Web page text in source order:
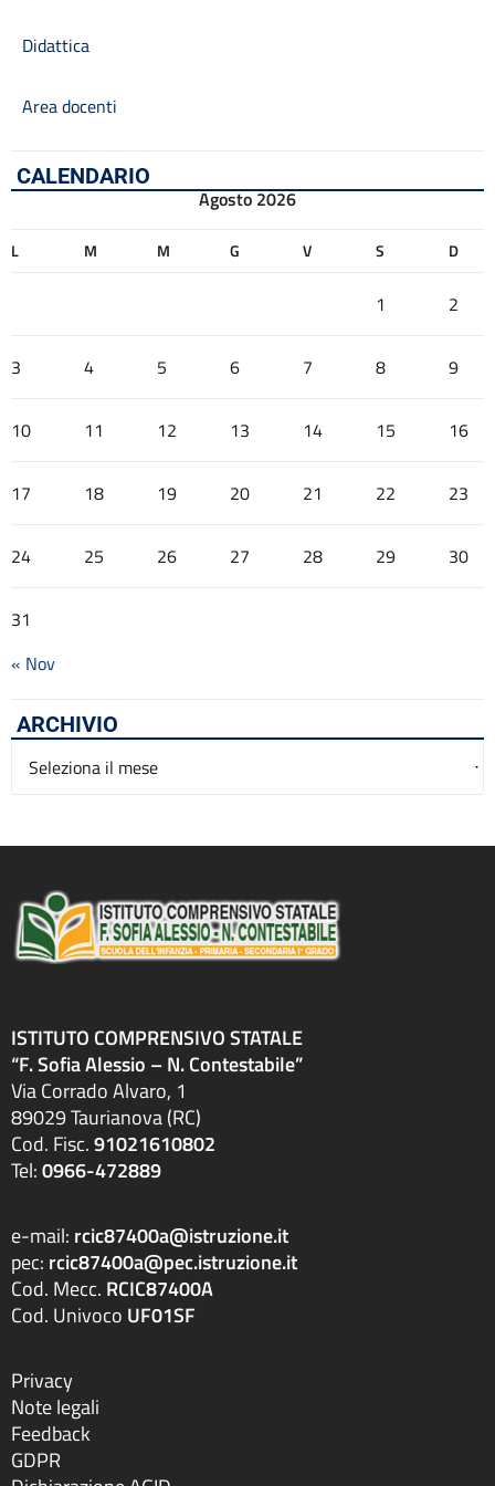
Didattica
Area docenti
CALENDARIO
Agosto 2026
L M M G V S D
1 2
3 4 5 6 7 8 9
10 11 12 13 14 15 16
17 18 19 20 21 22 23
24 25 26 27 28 29 30
31
« Nov
ARCHIVIO
Archivio
ISTITUTO COMPRENSIVO STATALE
“F. Sofia Alessio – N. Contestabile”
Via Corrado Alvaro, 1
89029 Taurianova (RC)
Cod. Fisc.91021610802
Tel:0966-472889
e-mail: rcic87400a@istruzione.it
pec: rcic87400a@pec.istruzione.it
Cod. Mecc. RCIC87400A
Cod. Univoco UF01SF
Privacy
Note legali
Feedback
GDPR